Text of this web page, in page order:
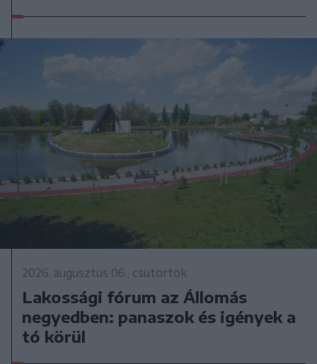
2026. augusztus 06., csütörtök
Lakossági fórum az Állomás
negyedben: panaszok és igények a
tó körül